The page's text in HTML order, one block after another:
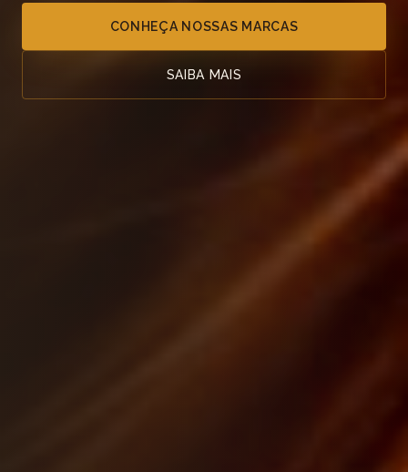
CONHEÇA NOSSAS MARCAS
SAIBA MAIS